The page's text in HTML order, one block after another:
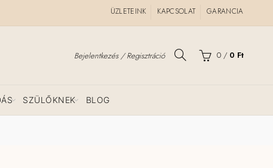
ÜZLETEINK KAPCSOLAT GARANCIA
Bejelentkezés / Regisztráció 0 / 0 Ft
SZÜLŐKNEK BLOG